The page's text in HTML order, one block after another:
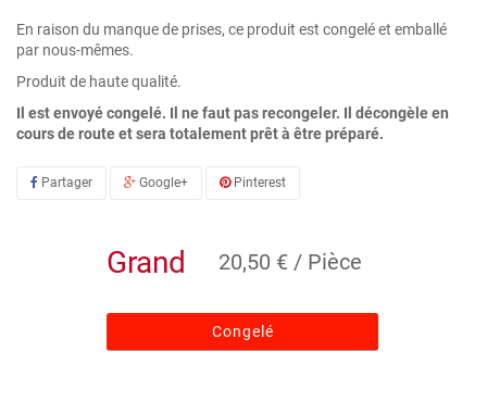
En raison du manque de prises, ce produit est congelé et emballé
par nous-mêmes.
Produit de haute qualité.
Il est envoyé congelé. Il ne faut pas recongeler. Il décongèle en
cours de route et sera totalement prêt à être préparé.
Partager Google+ Pinterest
Grand 20,50 € / Pièce
Congelé